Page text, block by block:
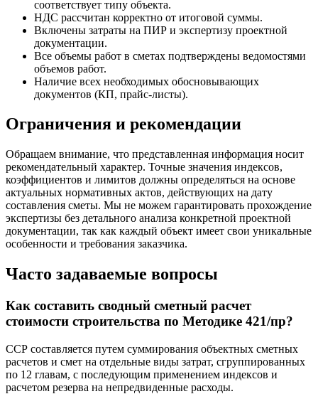
соответствует типу объекта.
НДС рассчитан корректно от итоговой суммы.
Включены затраты на ПИР и экспертизу проектной
документации.
Все объемы работ в сметах подтверждены ведомостями
объемов работ.
Наличие всех необходимых обосновывающих
документов (КП, прайс-листы).
Ограничения и рекомендации
Обращаем внимание, что представленная информация носит
рекомендательный характер. Точные значения индексов,
коэффициентов и лимитов должны определяться на основе
актуальных нормативных актов, действующих на дату
составления сметы. Мы не можем гарантировать прохождение
экспертизы без детального анализа конкретной проектной
документации, так как каждый объект имеет свои уникальные
особенности и требования заказчика.
Часто задаваемые вопросы
Как составить сводный сметный расчет
стоимости строительства по Методике 421/пр?
ССР составляется путем суммирования объектных сметных
расчетов и смет на отдельные виды затрат, сгруппированных
по 12 главам, с последующим применением индексов и
расчетом резерва на непредвиденные расходы.